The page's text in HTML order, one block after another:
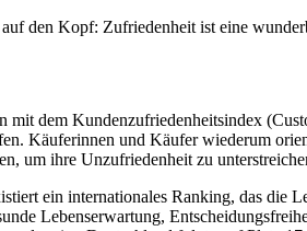
den Kopf: Zufriedenheit ist eine
dem Kundenzufriedenheitsindex
Käuferinnen und Käufer wiederum
um ihre Unzufriedenheit zu
ein internationales Ranking, das die
Lebenserwartung,